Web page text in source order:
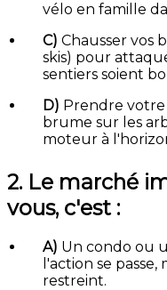
vélo en famille
C) Chausser vos
skis) pour
sentiers soient
D) Prendre
brume sur les
moteur à
2. Le marché
vous, c'est :
A) Un condo ou
l'action se
restreint.